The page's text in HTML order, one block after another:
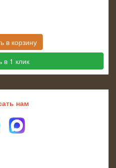
в корзину
в 1 клик
нам